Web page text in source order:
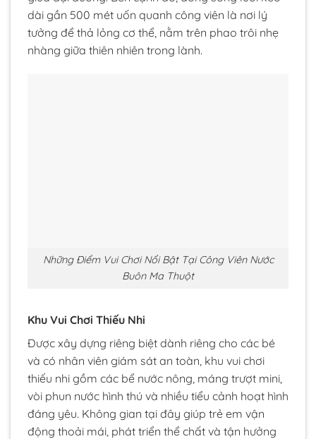
dài gần 500 mét uốn quanh công viên là nơi lý
tưởng để thả lỏng cơ thể, nằm trên phao trôi nhẹ
nhàng giữa thiên nhiên trong lành.
Những Điểm Vui Chơi Nổi Bật Tại Công Viên Nước
Buôn Ma Thuột
Khu Vui Chơi Thiếu Nhi
Được xây dựng riêng biệt dành riêng cho các bé
và có nhân viên giám sát an toàn, khu vui chơi
thiếu nhi gồm các bể nước nông, máng trượt mini,
vòi phun nước hình thú và nhiều tiểu cảnh hoạt hình
đáng yêu. Không gian tại đây giúp trẻ em vận
động thoải mái, phát triển thể chất và tận hưởng